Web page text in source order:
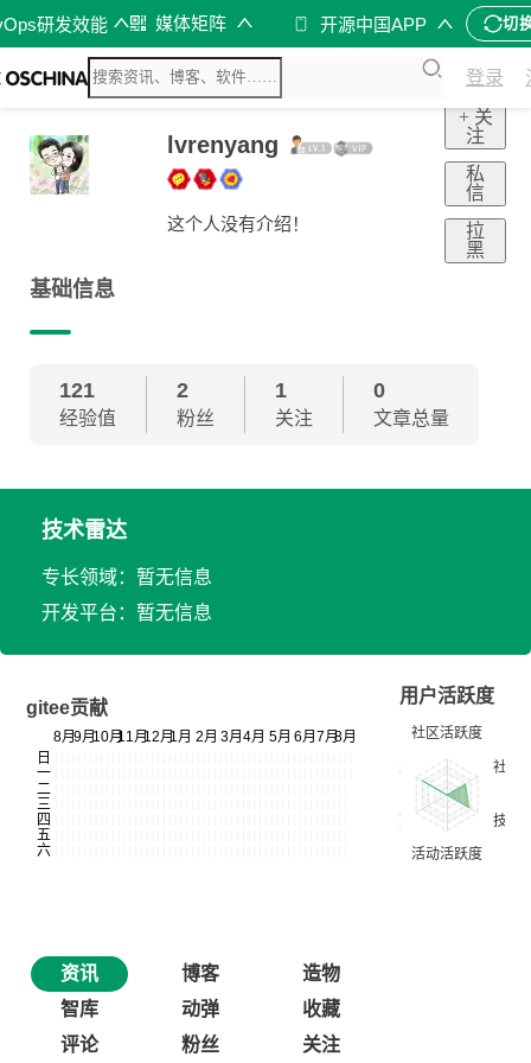
研发效能 媒体矩阵 开源中国APP 切
登录
lvrenyang
这个人没有介绍！
+ 关
注
私
信
拉
黑
基础信息
121
经验值
2
粉丝
1
关注
0
文章总量
技术雷达
专长领域：暂无信息
开发平台：暂无信息
gitee贡献
用户活跃度
资讯 博客
造物
智库
动弹
收藏
评论
粉丝 关注